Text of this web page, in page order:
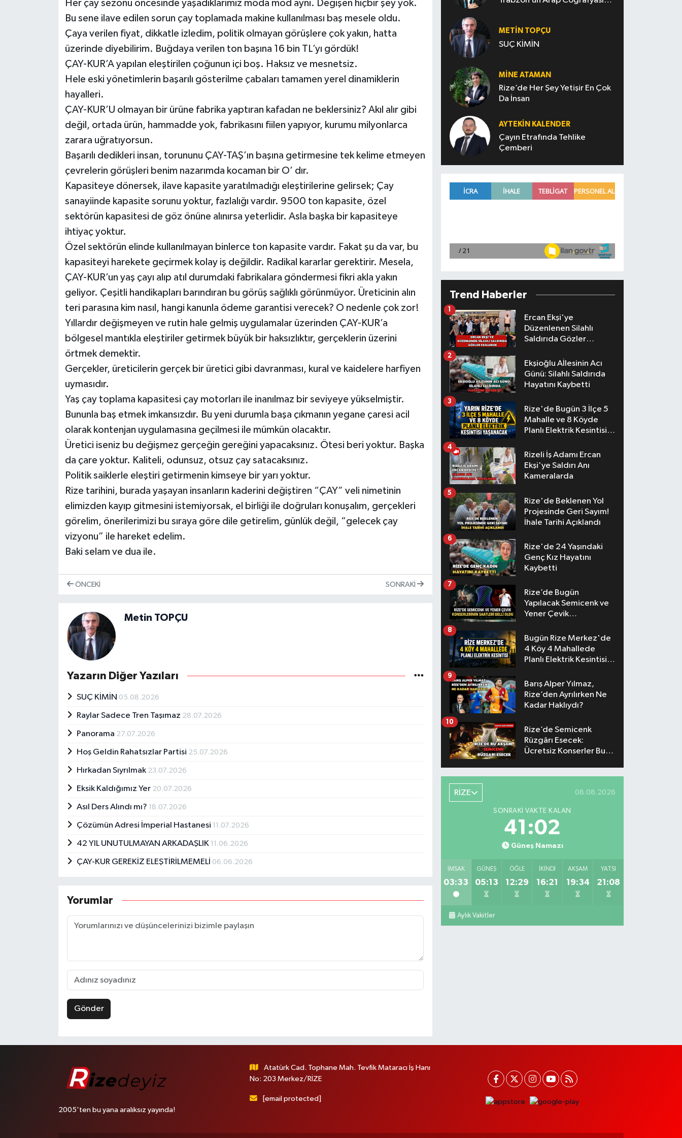
Her çay sezonu öncesinde yaşadıklarımız moda mod aynı. Değişen hiçbir şey yok.
Bu sene ilave edilen sorun çay toplamada makine kullanılması baş mesele oldu.
Çaya verilen fiyat, dikkatle izledim, politik olmayan görüşlere çok yakın, hatta
üzerinde diyebilirim. Buğdaya verilen ton başına 16 bin TL’yı gördük!
ÇAY-KUR’A yapılan eleştirilen çoğunun içi boş. Haksız ve mesnetsiz.
Hele eski yönetimlerin başarılı gösterilme çabaları tamamen yerel dinamiklerin
hayalleri.
ÇAY-KUR’U olmayan bir ürüne fabrika yaptıran kafadan ne beklersiniz? Akıl alır gibi
değil, ortada ürün, hammadde yok, fabrikasını fiilen yapıyor, kurumu milyonlarca
zarara uğratıyorsun.
Başarılı dedikleri insan, torununu ÇAY-TAŞ’ın başına getirmesine tek kelime etmeyen
çevrelerin görüşleri benim nazarımda kocaman bir O’ dır.
Kapasiteye dönersek, ilave kapasite yaratılmadığı eleştirilerine gelirsek; Çay
sanayiinde kapasite sorunu yoktur, fazlalığı vardır. 9500 ton kapasite, özel
sektörün kapasitesi de göz önüne alınırsa yeterlidir. Asla başka bir kapasiteye
ihtiyaç yoktur.
Özel sektörün elinde kullanılmayan binlerce ton kapasite vardır. Fakat şu da var, bu
kapasiteyi harekete geçirmek kolay iş değildir. Radikal kararlar gerektirir. Mesela,
ÇAY-KUR’un yaş çayı alıp atıl durumdaki fabrikalara göndermesi fikri akla yakın
geliyor. Çeşitli handikapları barındıran bu görüş sağlıklı görünmüyor. Üreticinin alın
teri parasına kim nasıl, hangi kanunla ödeme garantisi verecek? O nedenle çok zor!
Yıllardır değişmeyen ve rutin hale gelmiş uygulamalar üzerinden ÇAY-KUR’a
bölgesel mantıkla eleştiriler getirmek büyük bir haksızlıktır, gerçeklerin üzerini
örtmek demektir.
Gerçekler, üreticilerin gerçek bir üretici gibi davranması, kural ve kaidelere harfiyen
uymasıdır.
Yaş çay toplama kapasitesi çay motorları ile inanılmaz bir seviyeye yükselmiştir.
Bununla baş etmek imkansızdır. Bu yeni durumla başa çıkmanın yegane çaresi acil
olarak kontenjan uygulamasına geçilmesi ile mümkün olacaktır.
Üretici iseniz bu değişmez gerçeğin gereğini yapacaksınız. Ötesi beri yoktur. Başka
da çare yoktur. Kaliteli, odunsuz, otsuz çay satacaksınız.
Politik saiklerle eleştiri getirmenin kimseye bir yarı yoktur.
Rize tarihini, burada yaşayan insanların kaderini değiştiren “ÇAY” veli nimetinin
elimizden kayıp gitmesini istemiyorsak, el birliği ile doğruları konuşalım, gerçekleri
görelim, önerilerimizi bu sıraya göre dile getirelim, günlük değil, “gelecek çay
vizyonu” ile hareket edelim.
Baki selam ve dua ile.
ÖNCEKI SONRAKI
Metin TOPÇU
Yazarın Diğer Yazıları
SUÇ KİMİN 05.08.2026
Raylar Sadece Tren Taşımaz 28.07.2026
Panorama 27.07.2026
Hoş Geldin Rahatsızlar Partisi 25.07.2026
Hırkadan Sıyrılmak 23.07.2026
Eksik Kaldığımız Yer 20.07.2026
Asıl Ders Alındı mı? 18.07.2026
Çözümün Adresi İmperial Hastanesi 11.07.2026
42 YIL UNUTULMAYAN ARKADAŞLIK 11.06.2026
ÇAY-KUR GEREKİZ ELEŞTİRİLMEMELİ 06.06.2026
Yorumlar
Gönder
METIN TOPÇU
SUÇ KİMİN
MINE ATAMAN
Rize’de Her Şey Yetişir En Çok
Da İnsan
AYTEKIN KALENDER
Çayın Etrafında Tehlike
Çemberi
Trend Haberler
Ercan Ekşi'ye
Düzenlenen Silahlı
Saldırıda Gözler
1
Ekşioğlu Aİlesinin Acı
Günü: Silahlı Saldırıda
Hayatını Kaybetti
2
Rize'de Bugün 3 İlçe 5
Mahalle ve 8 Köyde
Planlı Elektrik Kesintisi
3
Rizeli İş Adamı Ercan
Ekşi'ye Saldırı Anı
Kameralarda
4
Rize'de Beklenen Yol
Projesinde Geri Sayım!
İhale Tarihi Açıklandı
5
Rize'de 24 Yaşındaki
Genç Kız Hayatını
Kaybetti
6
Rize’de Bugün
Yapılacak Semicenk ve
Yener Çevik
Belli Oldu
7
Bugün Rize Merkez'de
4 Köy 4 Mahallede
Planlı Elektrik Kesintisi
8
Barış Alper Yılmaz,
Rize’den Ayrılırken Ne
Kadar Haklıydı?
9
Rize’de Semicenk
Rüzgârı Esecek:
Ücretsiz Konserler Bu
10
RİZE 08.08.2026
SONRAKI VAKTE KALAN
41:02
Güneş Namazı
İMSAK
03:33
GÜNEŞ
05:13
ÖĞLE
12:29
İKINDI
16:21
AKŞAM
19:34
YATSI
21:08
Aylık Vakitler
2005'ten bu yana aralıksız yayında!
Atatürk Cad. Tophane Mah. Tevfik Mataracı İş Hanı
No: 203 Merkez/RİZE
[email protected]